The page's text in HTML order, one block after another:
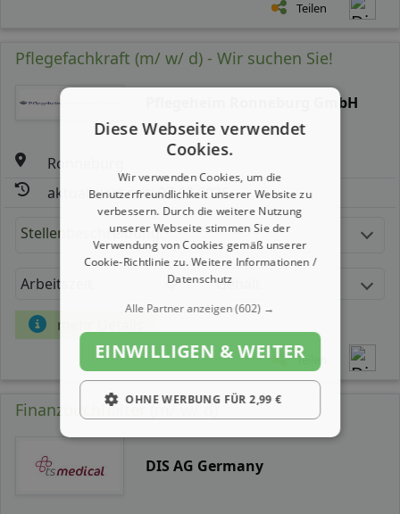
Teilen
Pflegefachkraft (m/ w/ d) - Wir suchen Sie!
Pflegeheim Ronneburg GmbH
Ronneburg
aktualisiert seit: 07.08.2026
Stellenbeschreibung:
Arbeitszeit Gehalt
mehr Details
Teilen
Finanzbuchhalter (m/ w/ d)
DIS AG Germany
Diese Webseite verwendet
Cookies.
Wir verwenden Cookies, um die
Benutzerfreundlichkeit unserer Website zu
verbessern. Durch die weitere Nutzung
unserer Webseite stimmen Sie der
Verwendung von Cookies gemäß unserer
Cookie-Richtlinie zu.Weitere Informationen /
Datenschutz
Alle Partner anzeigen(602) →
EINWILLIGEN & WEITER
OHNE WERBUNG FÜR 2,99 €